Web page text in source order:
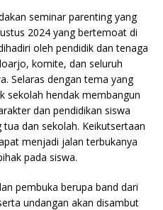
seminar parenting yang
2024 yang bertemoat di
oleh pendidik dan tenaga
komite, dan seluruh
Selaras dengan tema yang
sekolah hendak membangun
dan pendidikan siswa
dan sekolah. Keikutsertaan
menjadi jalan terbukanya
pada siswa.
pembuka berupa band dari
undangan akan disambut